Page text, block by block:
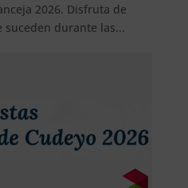
2026. Disfruta de
suceden durante las...